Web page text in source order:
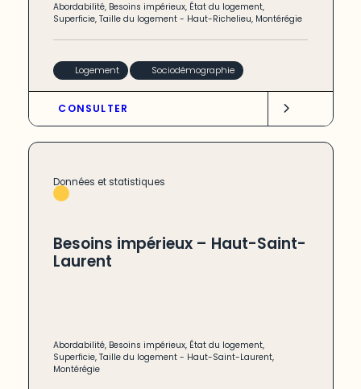
Abordabilité, Besoins impérieux, État du logement,
Superficie,Taille du logement - Haut-Richelieu, Montérégie
Logement Sociodémographie
CONSULTER
Données et statistiques
Besoins impérieux – Haut-Saint-
Laurent
Abordabilité, Besoins impérieux, État du logement,
Superficie,Taille du logement - Haut-Saint-Laurent,
Montérégie